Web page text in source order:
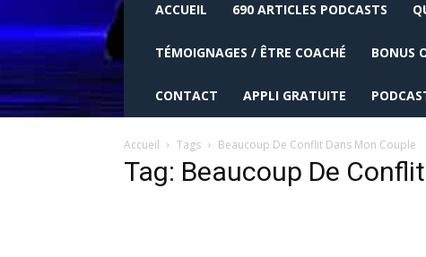
ACCUEIL 690 ARTICLES PODCASTS
TÉMOIGNAGES / ÊTRE COACHÉ BONUS
CONTACT APPLI GRATUITE
Accueil Tags Beaucoup De Conflit Dans Mon Couple
Tag: Beaucoup De